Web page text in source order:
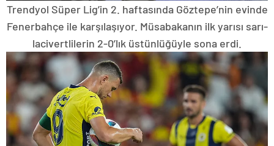
Trendyol Süper Lig’in 2. haftasında Göztepe’nin evinde
Fenerbahçe ile karşılaşıyor. Müsabakanın ilk yarısı sarı-
lacivertlilerin 2-0’lık üstünlüğüyle sona erdi.